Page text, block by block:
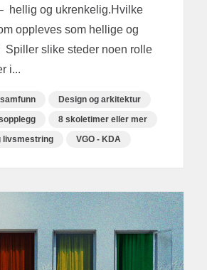
hellig og ukrenkelig.Hvilke
oppleves som hellige og
Spiller slike steder noen rolle
i...
Design og arkitektur
8 skoletimer eller mer
livsmestring
VGO - KDA